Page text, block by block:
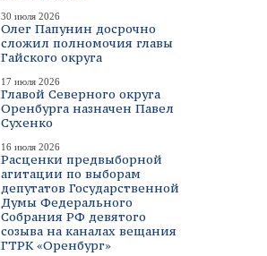
30 июля 2026
Олег Папунин досрочно
сложил полномочия главы
Гайского округа
17 июля 2026
Главой Северного округа
Оренбурга назначен Павел
Сухенко
16 июля 2026
Расценки предвыборной
агитации по выборам
депутатов Государственной
Думы Федерального
Собрания РФ девятого
созыва на каналах вещания
ГТРК «Оренбург»